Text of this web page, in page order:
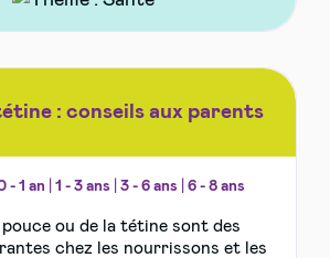
: conseils aux parents
- 1 an 1 - 3 ans 3 - 6 ans 6 - 8 ans
ou de la tétine sont des
chez les nourrissons et les